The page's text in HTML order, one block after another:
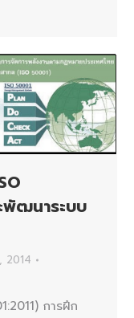
พัฒนาระบบ
2014
การฝึก